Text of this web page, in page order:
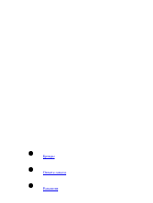
Бренды
Оплата заказа
Вакансии